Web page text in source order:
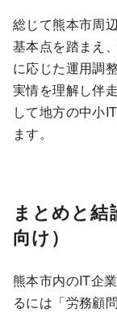
総じて熊本市周
基本点を踏まえ
に応じた運用調
実情を理解し伴
して地方の中小
ます。
まとめと結
向け）
熊本市内のIT企
るには「労務顧